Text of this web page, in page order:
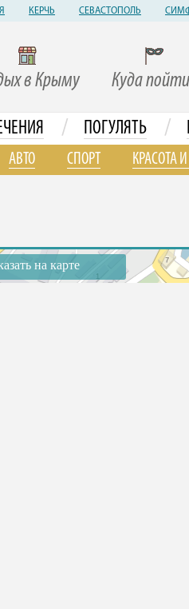
КЕРЧЬ СЕВАСТОПОЛЬ
в Крыму Куда
/ ПОГУЛЯТЬ /
АВТО СПОРТ КРАСОТА
на карте